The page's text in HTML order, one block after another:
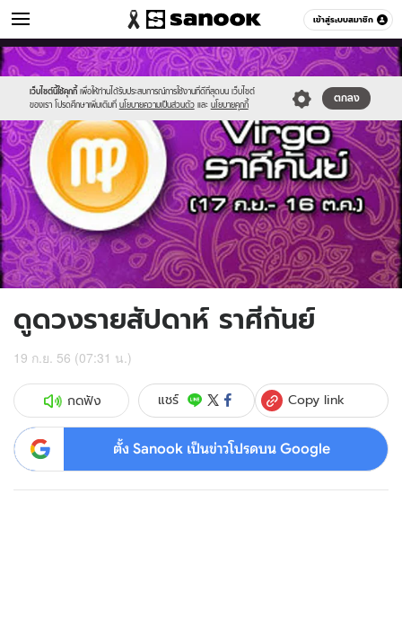
เข้าสู่ระบบสมาชิก
ดูดวง หมวดอื่นๆ
เว็บไซต์นี้ใช้คุกกี้ เพื่อให้ท่านได้รับประสบการณ์การใช้งานที่ดีที่สุดบน เว็บไซต์
ของเรา โปรดศึกษาเพิ่มเติมที่ นโยบายความเป็นส่วนตัว และ นโยบายคุกกี้
ตกลง
Sanook
//s.isanook.com/sr/0/images/logo-
new-
sanook.png
600
60
//s.isanook.com/ho/0/ud/10/51713/9virgo.jpg
ดูดวงรายสัปดาห์ ราศีกันย์
19 ก.ย. 56 (07:31 น.)
กดฟัง แชร์ Copy link
ตั้ง Sanook เป็นข่าวโปรดบน Google